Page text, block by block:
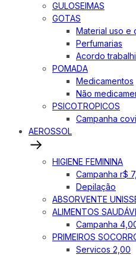
GULOSEIMAS
GOTAS
Material uso e
Perfumarias
Acordo
POMADA
Medicamentos
Não
PSICOTROPICOS
Campanha
AEROSSOL
HIGIENE FEMININA
Campanha r$
Depilação
ABSORVENTE
ALIMENTOS
Campanha
PRIMEIROS
Servicos 2,00